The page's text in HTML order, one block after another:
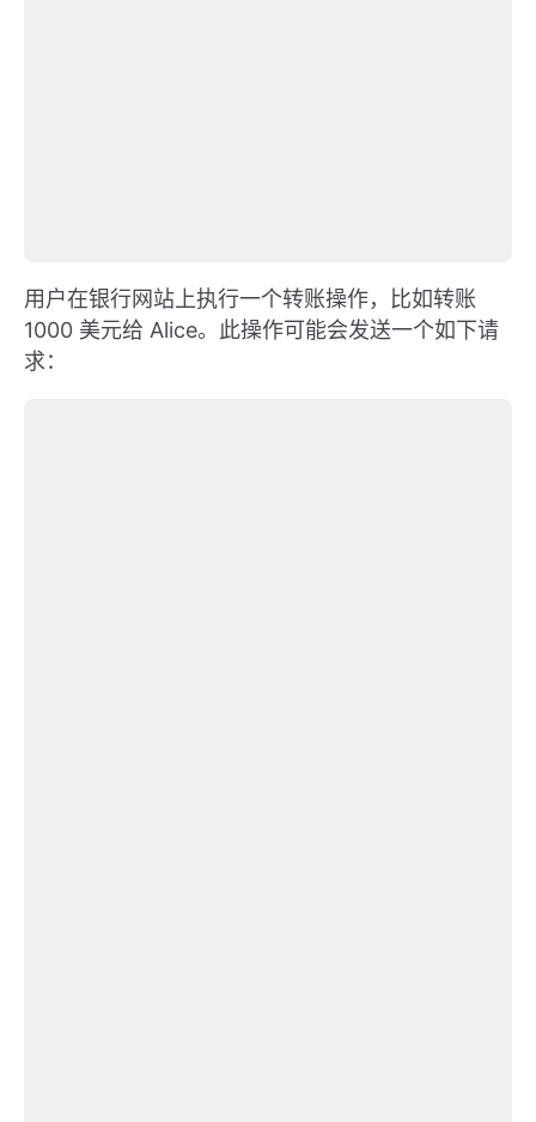
用户在银行网站上执行一个转账操作，比如转账
1000 美元给 Alice。此操作可能会发送一个如下请
求：